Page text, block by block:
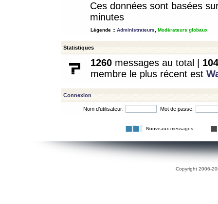
Ces données sont basées
minutes
Légende :: Administrateurs Modérateurs globaux
Statistiques
1260 messages au total | 104
membre le plus récent est
Connexion
Nom d’utilisateur: Mot de passe:
Nouveaux messages
Copyright 2006-